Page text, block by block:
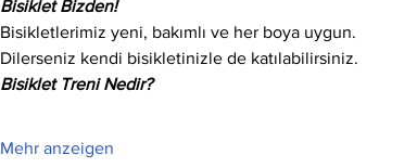
Bisiklet Bizden!
Bisikletlerimiz yeni, bakımlı ve her boya uygun.
Dilerseniz kendi bisikletinizle de katılabilirsiniz.
Bisiklet Treni Nedir?
Mehr anzeigen